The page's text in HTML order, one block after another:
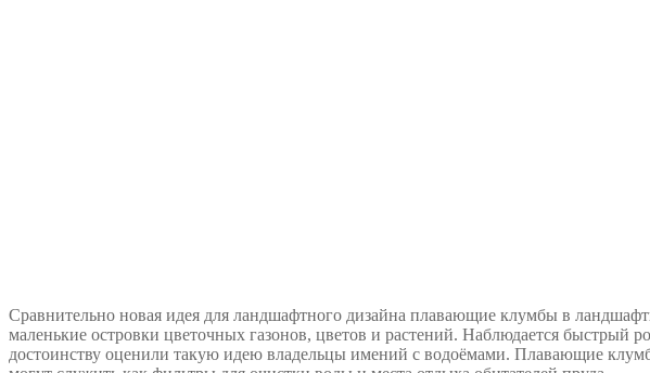
Сравнительно новая идея для ландшафтного дизайна плавающие клумбы в
маленькие островки цветочных газонов, цветов и растений. Наблюдается быстрый
достоинству оценили такую идею владельцы имений с водоёмами. Плавающие